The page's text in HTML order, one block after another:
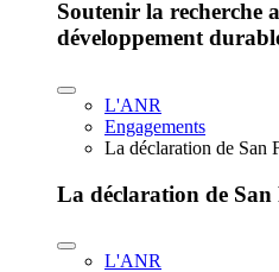
Soutenir la recherche
développement
L'ANR
Engagements
La déclaration de San
La déclaration de San
L'ANR